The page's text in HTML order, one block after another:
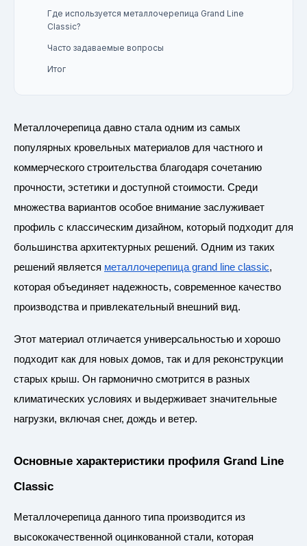
Где используется металлочерепица Grand Line
Classic?
Часто задаваемые вопросы
Итог
Металлочерепица давно стала одним из самых
популярных кровельных материалов для частного и
коммерческого строительства благодаря сочетанию
прочности, эстетики и доступной стоимости. Среди
множества вариантов особое внимание заслуживает
профиль с классическим дизайном, который подходит для
большинства архитектурных решений. Одним из таких
решений является металлочерепица grand line classic,
которая объединяет надежность, современное качество
производства и привлекательный внешний вид.
Этот материал отличается универсальностью и хорошо
подходит как для новых домов, так и для реконструкции
старых крыш. Он гармонично смотрится в разных
климатических условиях и выдерживает значительные
нагрузки, включая снег, дождь и ветер.
Основные характеристики профиля Grand Line
Classic
Металлочерепица данного типа производится из
высококачественной оцинкованной стали, которая